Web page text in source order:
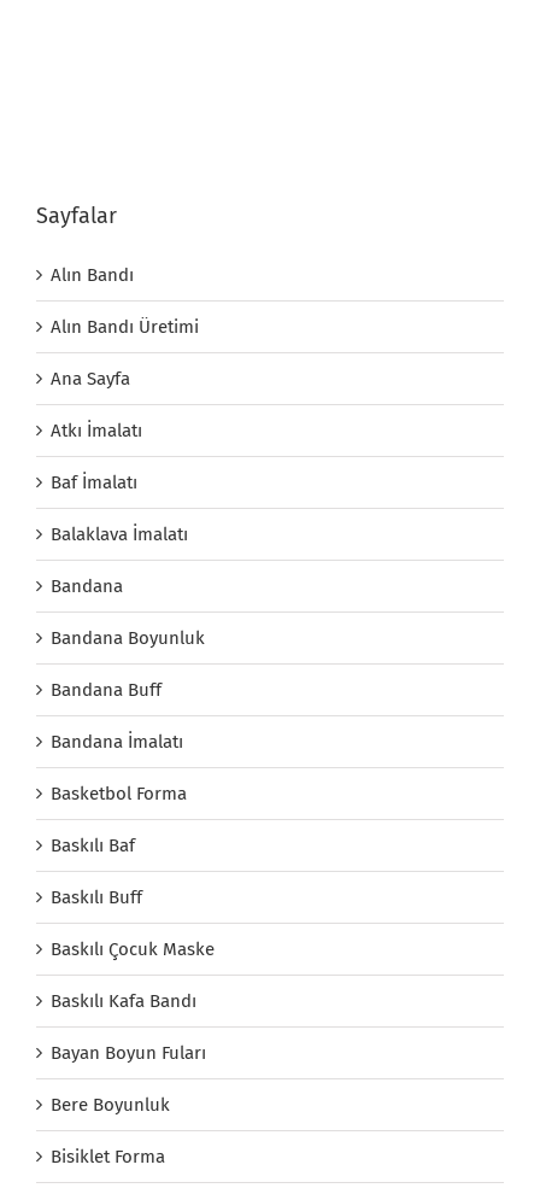
Sayfalar
Alın Bandı
Alın Bandı Üretimi
Ana Sayfa
Atkı İmalatı
Baf İmalatı
Balaklava İmalatı
Bandana
Bandana Boyunluk
Bandana Buff
Bandana İmalatı
Basketbol Forma
Baskılı Baf
Baskılı Buff
Baskılı Çocuk Maske
Baskılı Kafa Bandı
Bayan Boyun Fuları
Bere Boyunluk
Bisiklet Forma